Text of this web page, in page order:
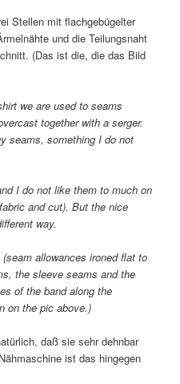
Stellen mit flachgebügelter
und die Teilungsnaht
(Das ist die, die das Bild
we are used to seams
together with a serger.
seams, something I do not
I do not like them to much on
and cut). But the nice
way.
allowances ironed flat to
the sleeve seams and the
of the band along the
on the pic above.)
daß sie sehr dehnbar
ist das hingegen